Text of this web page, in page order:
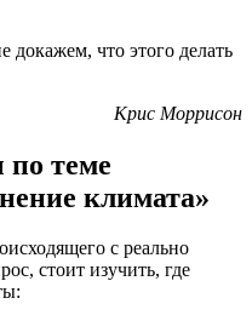
докажем, что этого делать
Крис Моррисон
теме
климата»
с реально
стоит изучить, где